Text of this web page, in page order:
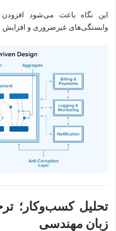
این نگاه باعث می‌شود افزودن
وابستگی‌های غیرضروری و افزایش
تحلیل کسب‌وکار؛
زبان مهندسی